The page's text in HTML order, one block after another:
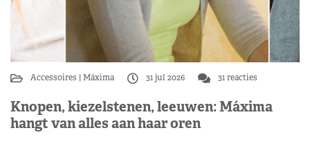
Accessoires Máxima 31 jul 2026 31 reacties
Knopen, kiezelstenen, leeuwen: Máxima
hangt van alles aan haar oren